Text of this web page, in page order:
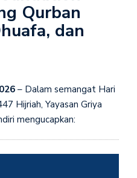
Qurban
dan
– Dalam semangat Hari
Hijriah, Yayasan Griya
mengucapkan: